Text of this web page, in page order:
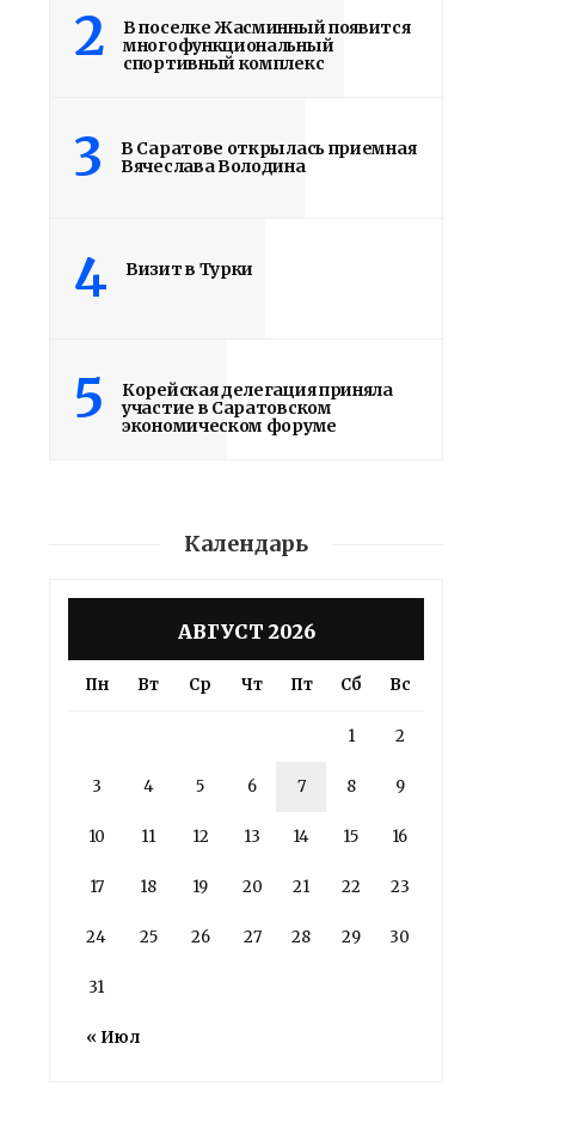
2
В поселке Жасминный появится
многофункциональный
спортивный комплекс
3
В Саратове открылась приемная
Вячеслава Володина
4 Визит в Турки
5
Корейская делегация приняла
участие в Саратовском
экономическом форуме
Календарь
АВГУСТ 2026
Пн Вт Ср Чт Пт Сб Вс
« Июл
1 2
3 4 5 6 7 8 9
10 11 12 13 14 15 16
17 18 19 20 21 22 23
24 25 26 27 28 29 30
31
Володин о СПАСЕНИИ
здания колледжа
радиоэлектроники